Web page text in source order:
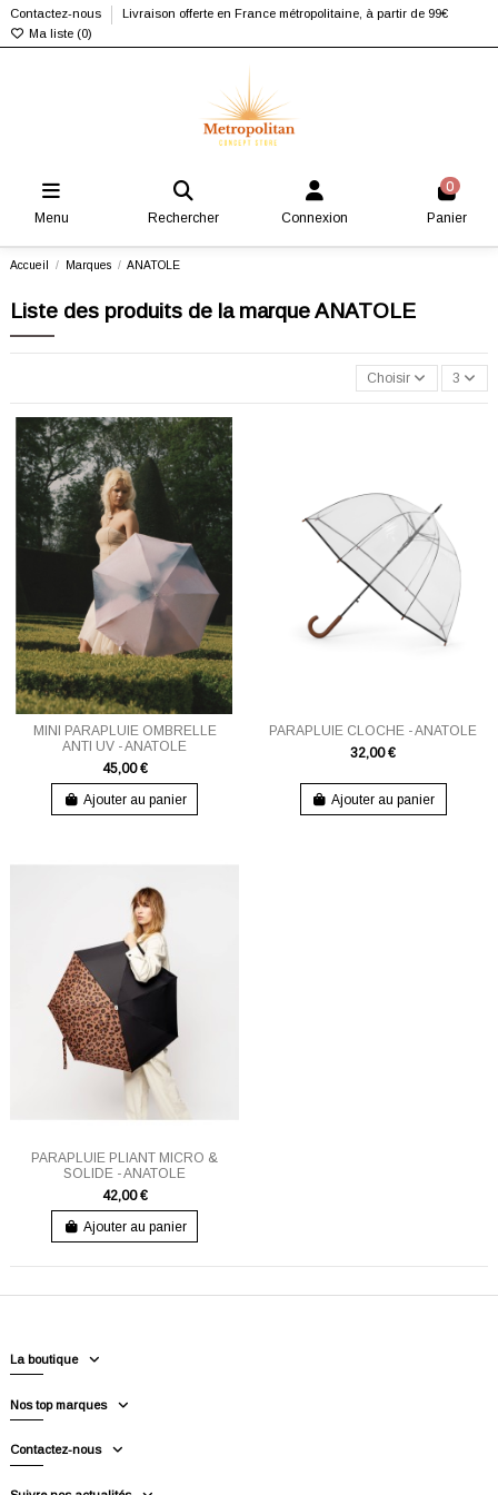
Contactez-nous
Livraison offerte en France métropolitaine, à partir de 99€
Ma liste (0)
Menu Rechercher Connexion
0
Panier
Accueil Marques ANATOLE
Liste des produits de la marque ANATOLE
Choisir 3
MINI PARAPLUIE OMBRELLE
ANTI UV - ANATOLE
45,00 €
Ajouter au panier
PARAPLUIE CLOCHE - ANATOLE
32,00 €
Ajouter au panier
PARAPLUIE PLIANT MICRO &
SOLIDE - ANATOLE
42,00 €
Ajouter au panier
La boutique
Nos top marques
Contactez-nous